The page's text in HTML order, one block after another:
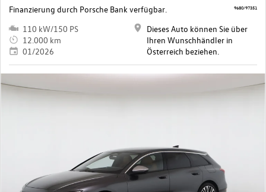
Finanzierung durch Porsche Bank verfügbar.
110 kW/150 PS
12.000 km
01/2026
Dieses Auto können Sie über
Ihren Wunschhändler in
Österreich beziehen.
9680/97351